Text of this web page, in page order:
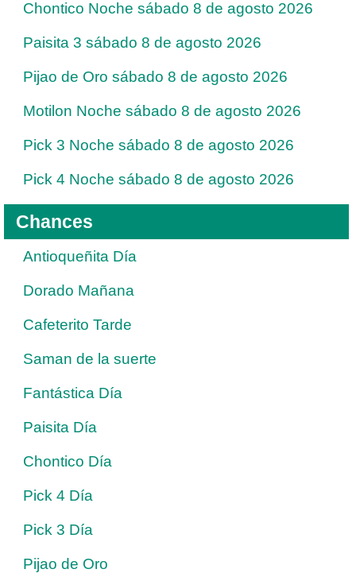
Chontico Noche sábado 8 de agosto 2026
Paisita 3 sábado 8 de agosto 2026
Pijao de Oro sábado 8 de agosto 2026
Motilon Noche sábado 8 de agosto 2026
Pick 3 Noche sábado 8 de agosto 2026
Pick 4 Noche sábado 8 de agosto 2026
Chances
Antioqueñita Día
Dorado Mañana
Cafeterito Tarde
Saman de la suerte
Fantástica Día
Paisita Día
Chontico Día
Pick 4 Día
Pick 3 Día
Pijao de Oro